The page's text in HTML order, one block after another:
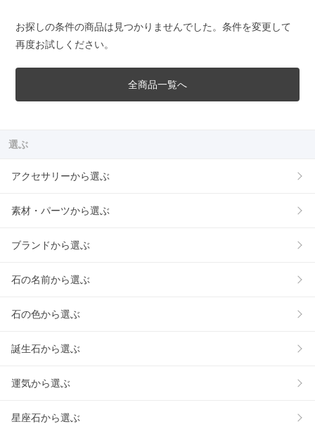
お探しの条件の商品は見つかりませんでした。条件を変更して
再度お試しください。
全商品一覧へ
選ぶ
アクセサリーから選ぶ
素材・パーツから選ぶ
ブランドから選ぶ
石の名前から選ぶ
石の色から選ぶ
誕生石から選ぶ
運気から選ぶ
星座石から選ぶ